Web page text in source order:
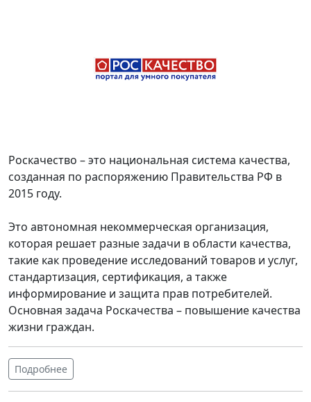
Роскачество – это национальная система качества,
созданная по распоряжению Правительства РФ в
2015 году.
Это автономная некоммерческая организация,
которая решает разные задачи в области качества,
такие как проведение исследований товаров и услуг,
стандартизация, сертификация, а также
информирование и защита прав потребителей.
Основная задача Роскачества – повышение качества
жизни граждан.
Подробнее